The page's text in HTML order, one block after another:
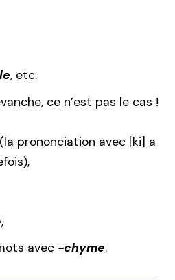
, etc.
ce n’est pas le cas !
(la prononciation avec [ki] a
,
avec -chyme.